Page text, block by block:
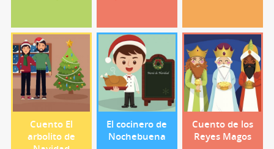
Cuento El
arbolito de
El cocinero de
Nochebuena
Cuento de los
Reyes Magos